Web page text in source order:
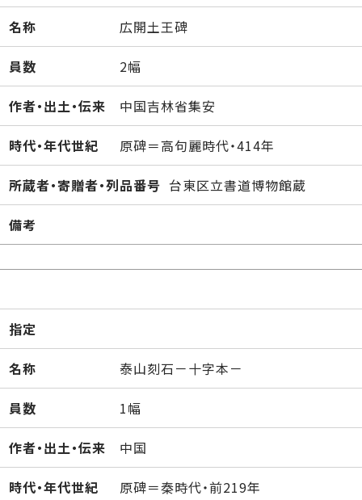
名称 広開土王碑
員数 2幅
作者・出土・伝来 中国吉林省集安
時代・年代世紀 原碑＝高句麗時代・414年
所蔵者・寄贈者・列品番号 台東区立書道博物館蔵
備考
指定
名称 泰山刻石－十字本－
員数 1幅
作者・出土・伝来 中国
時代・年代世紀 原碑＝秦時代・前219年